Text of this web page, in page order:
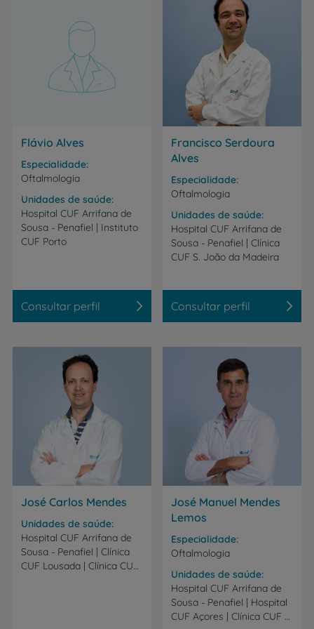
Flávio Alves
Especialidade
Oftalmologia
Unidades de saúde
Hospital CUF Arrifana de
Sousa - Penafiel | Instituto
CUF Porto
Consultar perfil
Francisco Serdoura
Alves
Especialidade
Oftalmologia
Unidades de saúde
Hospital CUF Arrifana de
Sousa - Penafiel | Clínica
CUF S. João da Madeira
Consultar perfil
José Carlos Mendes
Unidades de saúde
Hospital CUF Arrifana de
Sousa - Penafiel | Clínica
CUF Lousada | Clínica CUF Marco de Canaveses | Clínica CUF Paredes
José Manuel Mendes
Lemos
Especialidade
Oftalmologia
Unidades de saúde
Hospital CUF Arrifana de
Sousa - Penafiel | Hospital
CUF Açores | Clínica CUF Marco de Canaveses | Instituto CUF Porto | Hospital CUF Trindade - Porto